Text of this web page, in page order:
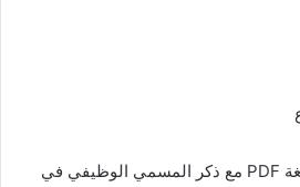
أرسل السيرة الذاتية بالصيغة PDF مع ذكر المسمي الوظيفي في